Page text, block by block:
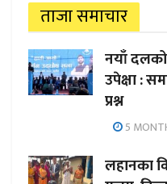
ताजा समाचार
नयाँ
उपेक्षा :
प्रश्न
5
लहानका